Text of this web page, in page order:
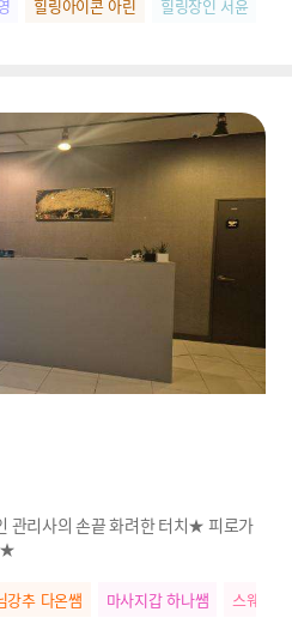
힐링아이콘 아린 힐링장인 서윤
관리사의 손끝 화려한 터치★ 피로가
★
강추 다온쌤 마사지갑 하나쌤 스웨관